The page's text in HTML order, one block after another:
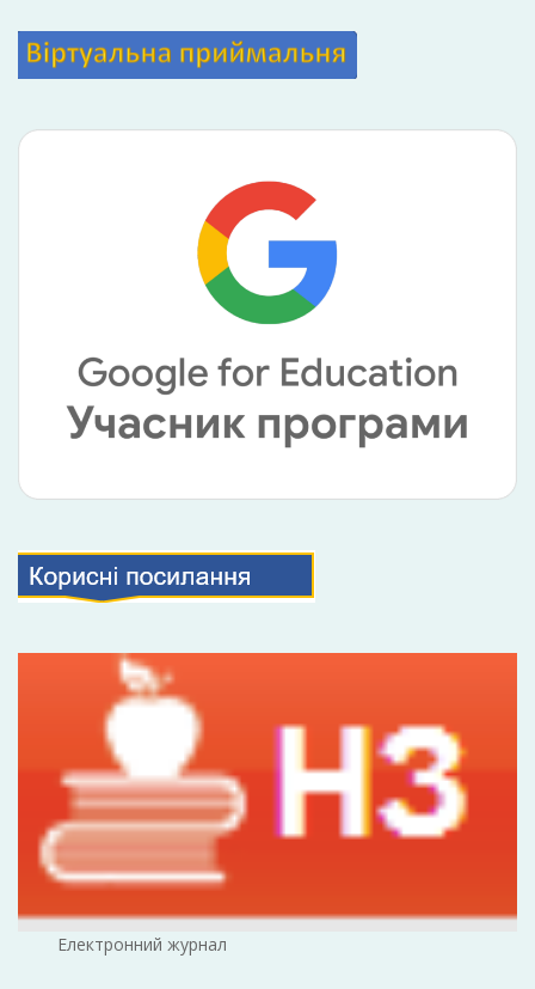
Електронний журнал